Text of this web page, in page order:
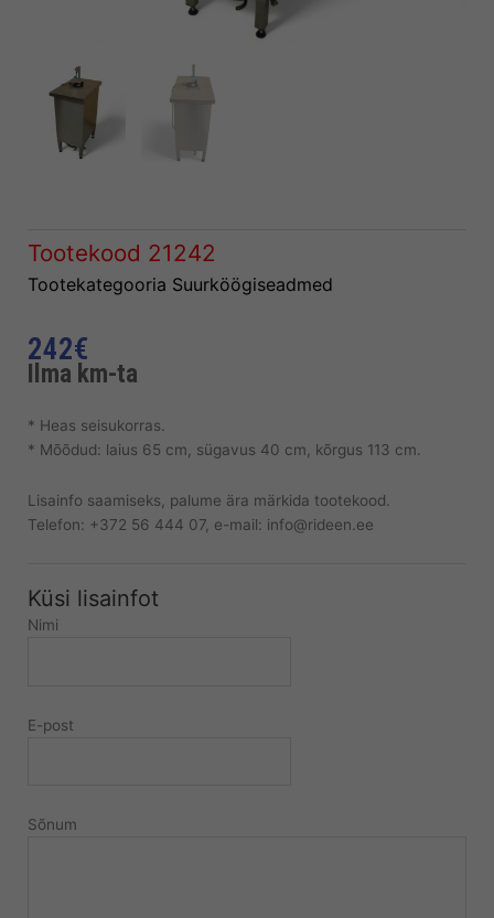
Tootekood 21242
Tootekategooria Suurköögiseadmed
242€
Ilma km-ta
* Heas seisukorras.
* Mõõdud: laius 65 cm, sügavus 40 cm, kõrgus 113 cm.
Lisainfo saamiseks, palume ära märkida tootekood.
Telefon: +372 56 444 07, e-mail: info@rideen.ee
Küsi lisainfot
Nimi
E-post
Sõnum